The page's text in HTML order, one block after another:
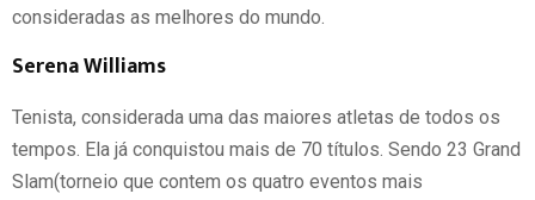
consideradas as melhores do mundo.
Serena Williams
Tenista, considerada uma das maiores atletas de todos os
tempos. Ela já conquistou mais de 70 títulos. Sendo 23 Grand
Slam(torneio que contem os quatro eventos mais